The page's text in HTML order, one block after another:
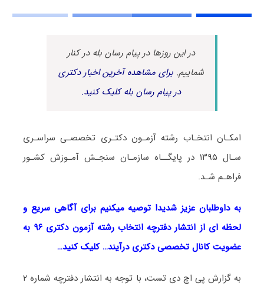
در این روزها در پیام رسان بله در کنار
شماییم.برای مشاهده آخرین اخبار دکتری
در پیام رسان بله کلیک کنید.
امکـان انتخـاب رشته آزمـون دکتـری تخصصـی سراسـری
سـال ۱۳۹۵ در پایگــاه سازمـان سنجـش آمـوزش کشـور
فراهـم شـد.
به داوطلبان عزیز شدیدا توصیه میکنیم برای آگاهی سریع و
لحظه ای از انتشار دفترچه انتخاب رشته آزمون دکتری ۹۶ به
عضویت کانال تخصصی دکتری درآیند… کلیک کنید…
به گزارش پی اچ دی تست، با توجه به انتشار دفترچه شماره ۲